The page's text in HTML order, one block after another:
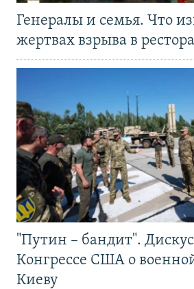
Генералы и семья. Что
жертвах взрыва в
"Путин – бандит".
Конгрессе США о
Киеву